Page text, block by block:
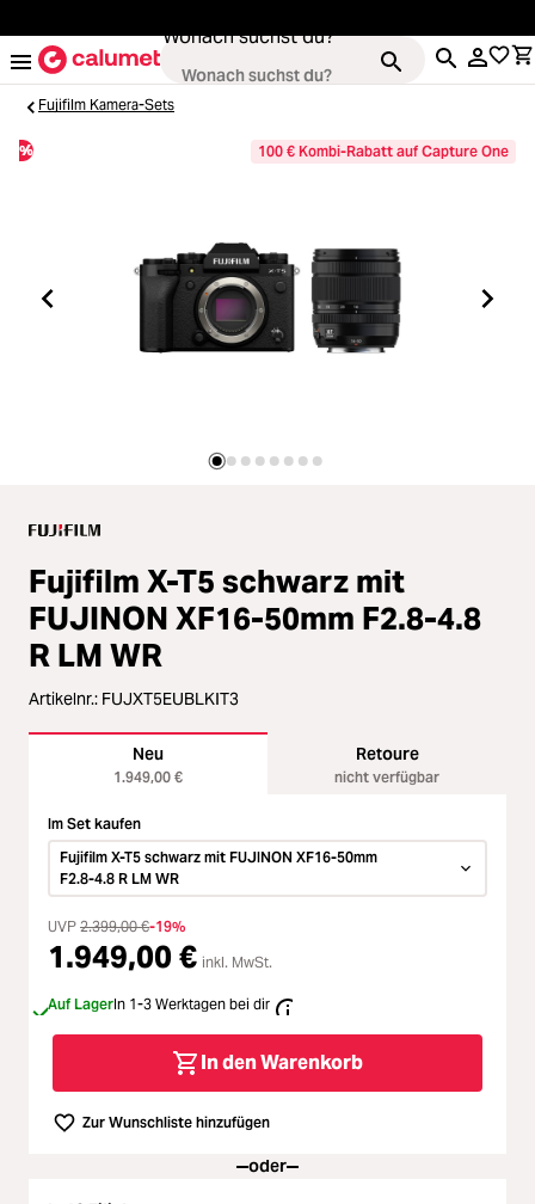
Wonach suchst du?
Objektive
Video & Drohnen
Zubehör
Licht & Studio
Bildbearbeitung
Ferngläser
Second Hand
SALE
Fujifilm Kamera-Sets
% 100 € Kombi-Rabatt auf Capture One
Fujifilm X-T5 schwarz mit
FUJINON XF16-50mm F2.8-4.8
R LM WR
Artikelnr.: FUJXT5EUBLKIT3
Neu
1.949,00 €
Retoure
nicht verfügbar
Im Set kaufen
Fujifilm X-T5 schwarz mit FUJINON XF16-50mm
F2.8-4.8 R LM WR
UVP 2.399,00 €-19%
1.949,00 € inkl. MwSt.
Auf LagerIn 1-3 Werktagen bei dir
In den Warenkorb
Zur Wunschliste hinzufügen
oder